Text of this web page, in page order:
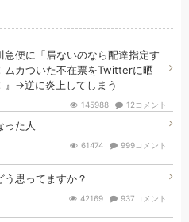
急便に「居ないのなら配達指定す
ムカついた不在票をTwitterに晒
』→逆に炎上してしまう
145988 12コメント
った人
61474 999コメント
う思ってますか？
42169 937コメント